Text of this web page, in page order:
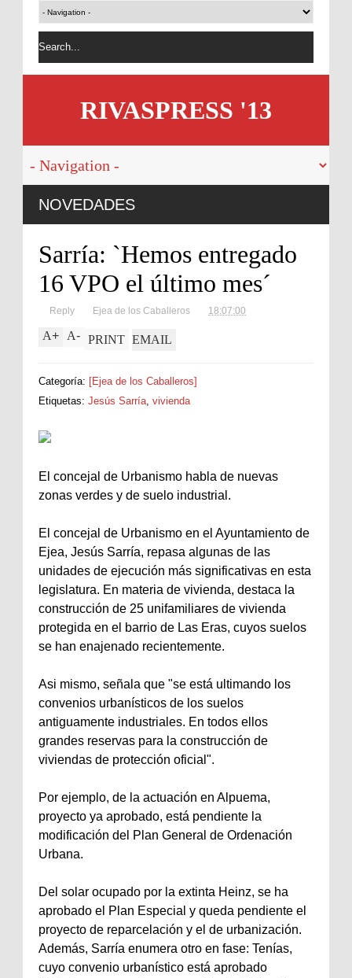
RIVASPRESS '13
NOVEDADES
de divorcio en
Sarría: `Hemos entregado
16 VPO el último mes´
Reply Ejea de los Caballeros 18:07:00
A+ A- PRINT EMAIL
Categoría: [Ejea de los Caballeros]
Etiquetas: Jesús Sarría vivienda
El concejal de Urbanismo habla de nuevas
zonas verdes y de suelo industrial.
El concejal de Urbanismo en el Ayuntamiento de
Ejea, Jesús Sarría, repasa algunas de las
unidades de ejecución más significativas en esta
legislatura. En materia de vivienda, destaca la
construcción de 25 unifamiliares de vivienda
protegida en el barrio de Las Eras, cuyos suelos
se han enajenado recientemente.
Asi mismo, señala que "se está ultimando los
convenios urbanísticos de los suelos
antiguamente industriales. En todos ellos
grandes reservas para la construcción de
viviendas de protección oficial".
Por ejemplo, de la actuación en Alpuema,
proyecto ya aprobado, está pendiente la
modificación del Plan General de Ordenación
Urbana.
Del solar ocupado por la extinta Heinz, se ha
aprobado el Plan Especial y queda pendiente el
proyecto de reparcelación y el de urbanización.
Además, Sarría enumera otro en fase: Tenías,
cuyo convenio urbanístico está aprobado